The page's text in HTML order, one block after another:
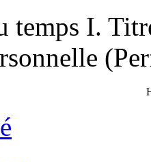
temps I.